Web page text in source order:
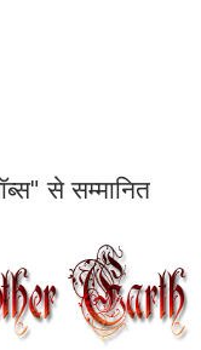
से सम्मानित